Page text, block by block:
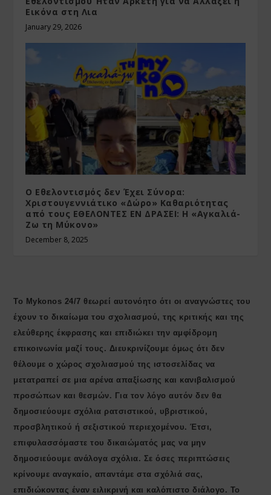
Εικόνα στη Λια
January 29, 2026
Ο Εθελοντισμός δεν Έχει Σύνορα:
Χριστουγεννιάτικο «Δώρο» Καθαριότητας
από τους ΕΘΕΛΟΝΤΕΣ ΕΝ ΔΡΑΣΕΙ: Η «Αγκαλιά-
Ζω τη Μύκονο»
December 8, 2025
Το Mykonos 24/7 θεωρεί αυτονόητο ότι οι αναγνώστες του
έχουν το δικαίωμα του σχολιασμού, της κριτικής και της
ελεύθερης έκφρασης και επιδιώκει την αμφίδρομη
επικοινωνία μαζί τους. Διευκρινίζουμε όμως ότι δεν
θέλουμε ο χώρος σχολιασμού της ιστοσελίδας να
μετατραπεί σε μια αρένα απαξίωσης και κανιβαλισμού
προσώπων και θεσμών. Για τον λόγο αυτόν δεν θα
δημοσιεύουμε σχόλια ρατσιστικού, υβριστικού,
προσβλητικού ή σεξιστικού περιεχομένου. Έτσι,
επιφυλασσόμαστε του δικαιώματός μας να μην
δημοσιεύουμε ανάλογα σχόλια. Σε όσες περιπτώσεις
κρίνουμε αναγκαίο, απαντάμε στα σχόλιά σας,
επιδιώκοντας έναν ειλικρινή και καλόπιστο διάλογο. Το